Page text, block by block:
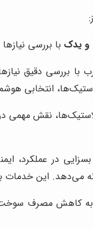
و یدکبا بررسی
با بررسی دقیق
انتخابی
نقش مهمی در
در عملکرد،
می‌دهد. این
به کاهش مصرف